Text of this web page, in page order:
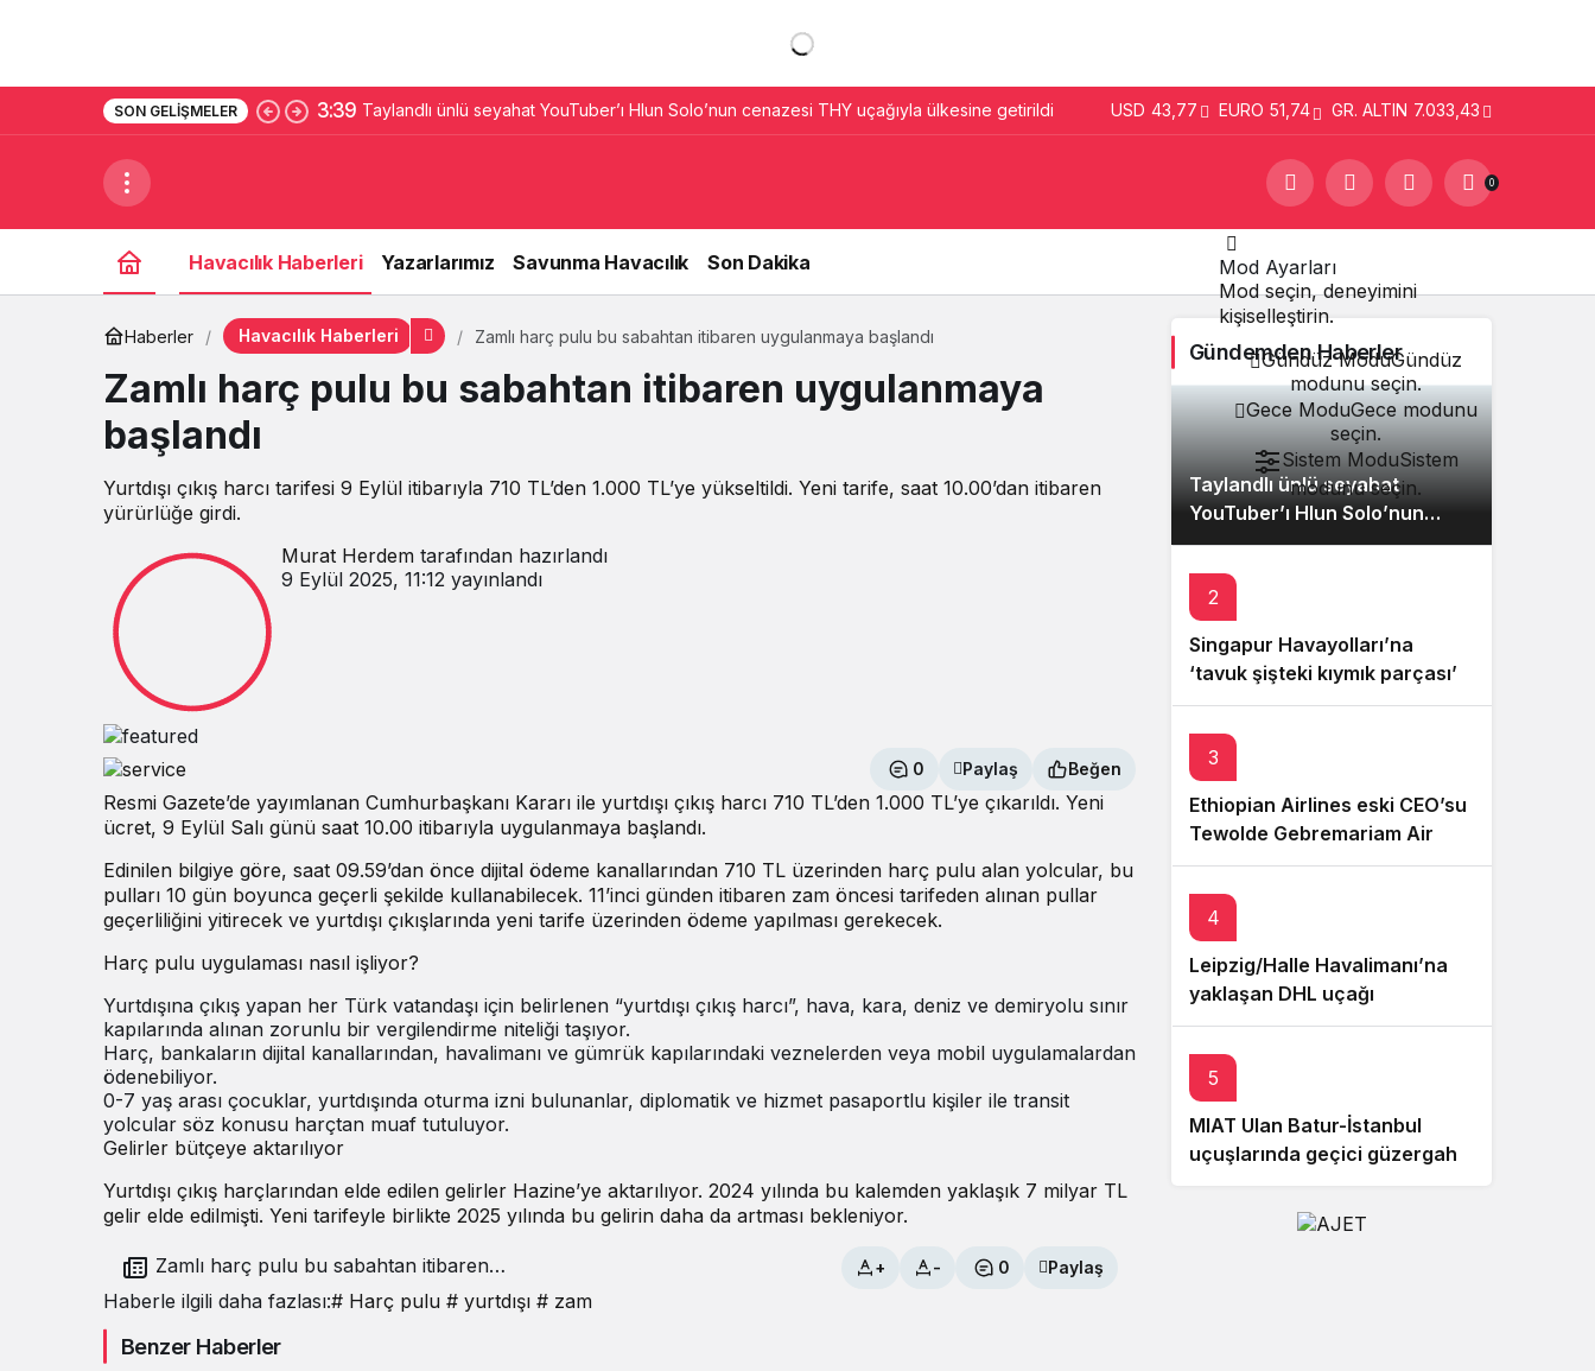
SON GELIŞMELER 3:39 Taylandlı ünlü seyahat YouTuber’ı Hlun Solo’nun cenazesi THY uçağıyla ülkesine getirildi USD 43,77 EURO 51,74 GR. ALTIN 7.033,43
0
Havacılık Haberleri Yazarlarımız Savunma Havacılık Son Dakika
Mod Ayarları
Mod seçin, deneyimini
kişiselleştirin.
Gündüz ModuGündüz
modunu seçin.
Gece ModuGece modunu
seçin.
Sistem ModuSistem
modunu seçin.
Haberler Havacılık Haberleri Zamlı harç pulu bu sabahtan itibaren uygulanmaya başlandı
Zamlı harç pulu bu sabahtan itibaren uygulanmaya
başlandı
Yurtdışı çıkış harcı tarifesi 9 Eylül itibarıyla 710 TL’den 1.000 TL’ye yükseltildi. Yeni tarife, saat 10.00’dan itibaren
yürürlüğe girdi.
Murat Herdem tarafından hazırlandı
9 Eylül 2025, 11:12 yayınlandı
0 Paylaş Beğen
Resmi Gazete’de yayımlanan Cumhurbaşkanı Kararı ile yurtdışı çıkış harcı 710 TL’den 1.000 TL’ye çıkarıldı. Yeni
ücret, 9 Eylül Salı günü saat 10.00 itibarıyla uygulanmaya başlandı.
Edinilen bilgiye göre, saat 09.59’dan önce dijital ödeme kanallarından 710 TL üzerinden harç pulu alan yolcular, bu
pulları 10 gün boyunca geçerli şekilde kullanabilecek. 11’inci günden itibaren zam öncesi tarifeden alınan pullar
geçerliliğini yitirecek ve yurtdışı çıkışlarında yeni tarife üzerinden ödeme yapılması gerekecek.
Harç pulu uygulaması nasıl işliyor?
Yurtdışına çıkış yapan her Türk vatandaşı için belirlenen “yurtdışı çıkış harcı”, hava, kara, deniz ve demiryolu sınır
kapılarında alınan zorunlu bir vergilendirme niteliği taşıyor.
Harç, bankaların dijital kanallarından, havalimanı ve gümrük kapılarındaki veznelerden veya mobil uygulamalardan
ödenebiliyor.
0-7 yaş arası çocuklar, yurtdışında oturma izni bulunanlar, diplomatik ve hizmet pasaportlu kişiler ile transit
yolcular söz konusu harçtan muaf tutuluyor.
Gelirler bütçeye aktarılıyor
Yurtdışı çıkış harçlarından elde edilen gelirler Hazine’ye aktarılıyor. 2024 yılında bu kalemden yaklaşık 7 milyar TL
gelir elde edilmişti. Yeni tarifeyle birlikte 2025 yılında bu gelirin daha da artması bekleniyor.
uygulanmaya başlandı
+ - 0 Paylaş
Haberle ilgili daha fazlası:# Harç pulu # yurtdışı # zam
Benzer Haberler
Gündemden Haberler
Taylandlı ünlü seyahat
YouTuber’ı Hlun Solo’nun
cenazesi THY uçağıyla
ülkesine getirildi
2
Singapur Havayolları’na
‘tavuk şişteki kıymık parçası’
nedeniyle 176 bin dolarlık
dava açıldı
3
Ethiopian Airlines eski CEO’su
Tewolde Gebremariam Air
India’nın CEO’su oldu
4
Leipzig/Halle Havalimanı’na
yaklaşan DHL uçağı
bilinmeyen cisimle çarpıştı
5
MIAT Ulan Batur-İstanbul
uçuşlarında geçici güzergah